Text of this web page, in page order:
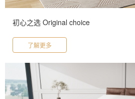
初心之选 Original choice
了解更多